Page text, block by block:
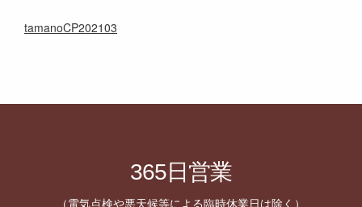
tamanoCP202103
365日営業
（電気点検や悪天候等による臨時休業日は除く）